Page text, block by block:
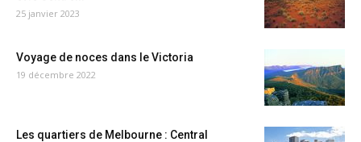
25 janvier 2023
Voyage de noces dans le Victoria
19 décembre 2022
Les quartiers de Melbourne : Central